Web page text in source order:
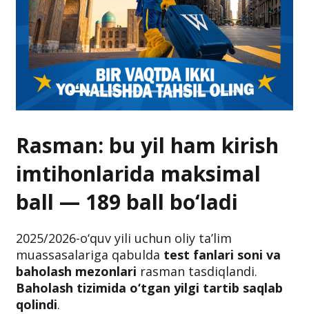
Rasman: bu yil ham kirish
imtihonlarida maksimal
ball — 189 ball bo‘ladi
2025/2026-o‘quv yili uchun oliy ta’lim
muassasalariga qabulda test fanlari soni va
baholash mezonlari rasman tasdiqlandi.
Baholash tizimida o‘tgan yilgi tartib saqlab
qolindi.